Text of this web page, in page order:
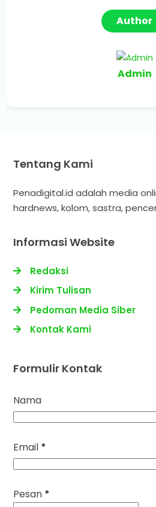
Author
Admin
Tentang Kami
Penadigital.id adalah media
hardnews, kolom, sastra,
Informasi Website
Redaksi
Kirim Tulisan
Pedoman Media Siber
Kontak Kami
Formulir Kontak
Nama
Email *
Pesan *